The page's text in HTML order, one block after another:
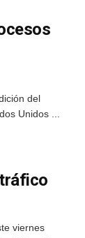
del
Unidos ...
viernes